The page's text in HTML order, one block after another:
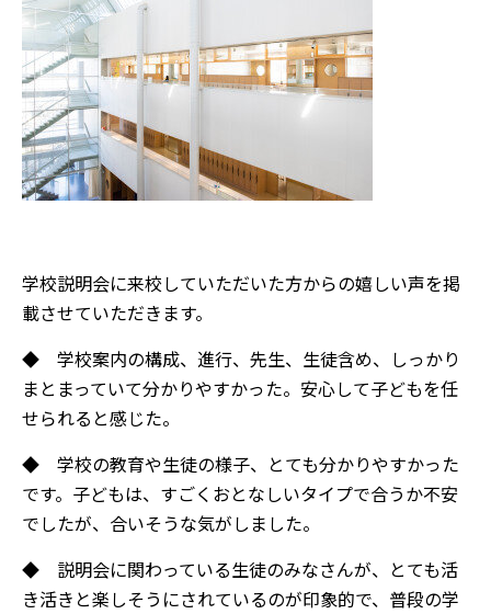
学校説明会に来校していただいた方からの嬉しい声を掲
載させていただきます。
◆ 学校案内の構成、進行、先生、生徒含め、しっかり
まとまっていて分かりやすかった。安心して子どもを任
せられると感じた。
◆ 学校の教育や生徒の様子、とても分かりやすかった
です。子どもは、すごくおとなしいタイプで合うか不安
でしたが、合いそうな気がしました。
◆ 説明会に関わっている生徒のみなさんが、とても活
き活きと楽しそうにされているのが印象的で、普段の学